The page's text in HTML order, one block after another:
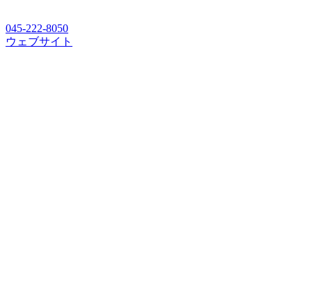
045-222-8050
ウェブサイト